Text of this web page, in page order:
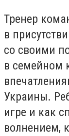
Тренер
в
со своими
в семейном
Украины.
игре и как
волнением,